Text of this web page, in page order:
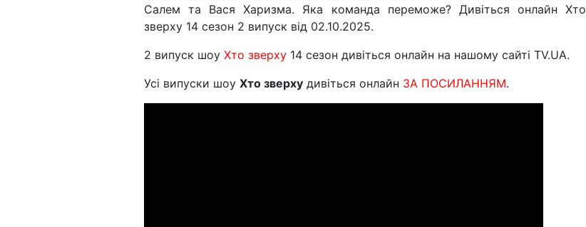
Салем та Вася Харизма. Яка команда переможе? Дивіться онлайн Хто
зверху 14 сезон 2 випуск від 02.10.2025.
2 випуск шоу Хто зверху 14 сезон дивіться онлайн на нашому сайті TV.UA.
Усі випуски шоу Хто зверху дивіться онлайн ЗА ПОСИЛАННЯМ.